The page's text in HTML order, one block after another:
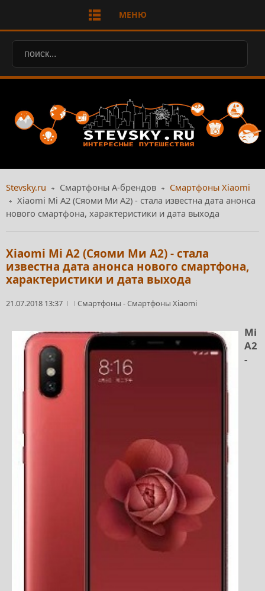
МЕНЮ
Stevsky.ru Смартфоны А-брендов
Смартфоны Xiaomi
Xiaomi Mi A2 (Сяоми Ми А2) - стала известна дата анонса
нового смартфона, характеристики и дата выхода
Xiaomi Mi A2 (Сяоми Ми А2) - стала
известна дата анонса нового смартфона,
характеристики и дата выхода
21.07.2018 13:37 Смартфоны -Смартфоны Xiaomi
Mi
A2
-